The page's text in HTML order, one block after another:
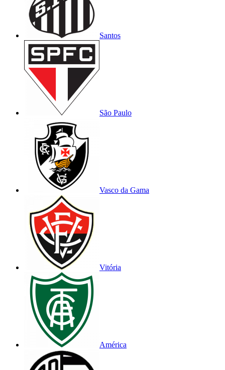
Santos
São Paulo
Vasco da Gama
Vitória
América